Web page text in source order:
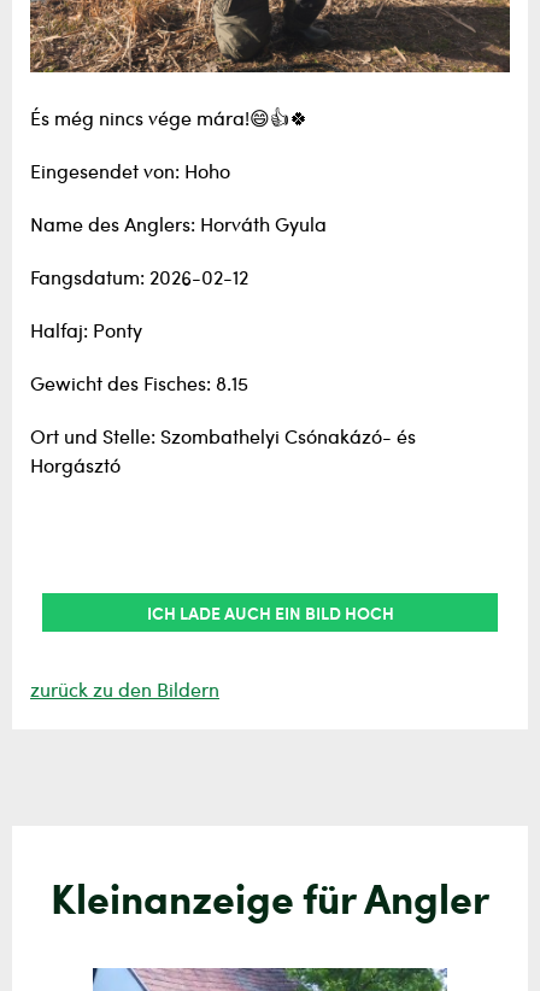
És még nincs vége mára!😄👍🍀
Eingesendet von: Hoho
Name des Anglers: Horváth Gyula
Fangsdatum: 2026-02-12
Halfaj: Ponty
Gewicht des Fisches: 8.15
Ort und Stelle: Szombathelyi Csónakázó- és
Horgásztó
ICH LADE AUCH EIN BILD HOCH
zurück zu den Bildern
Kleinanzeige für Angler